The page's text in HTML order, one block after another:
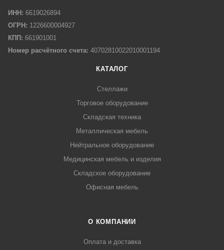
ИНН: 6619026894
ОГРН: 1226600004927
КПП: 661901001
Номер расчётного счета: 40702810022010001194
КАТАЛОГ
Стеллажи
Торговое оборудование
Складская техника
Металлическая мебель
Нейтральное оборудование
Медицинская мебель и изделия
Складское оборудование
Офисная мебель
О КОМПАНИИ
Оплата и доставка